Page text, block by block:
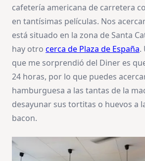
cafetería americana de carretera
en tantísimas películas. Nos
está situado en la zona de Santa
hay otro cerca de Plaza de España.
que me sorprendió del Diner es
24 horas, por lo que puedes
hamburguesa a las tantas de la
desayunar sus tortitas o huevos a
bacon.